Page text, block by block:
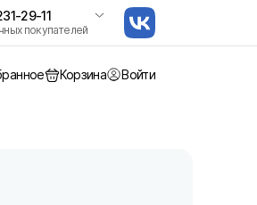
29-11
покупателей
Корзина Войти